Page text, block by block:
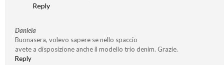
Reply
Daniela
Buonasera, volevo sapere se nello spaccio
avete a disposizione anche il modello trio denim. Grazie.
Reply